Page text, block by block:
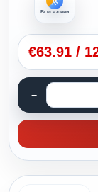
Всесезонни
€63.91 /